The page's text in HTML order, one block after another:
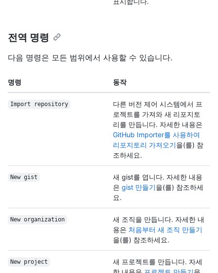
전역 명령
다음 명령은 모든 범위에서 사용할 수 있습니다.
명령 동작
Import repository
다른 버전 제어 시스템에서 프
로젝트를 가져와 새 리포지토
리를 만듭니다. 자세한 내용은
GitHub Importer를 사용하여
리포지토리 가져오기을(를) 참
조하세요.
New gist
새 gist를 엽니다. 자세한 내용
은 gist 만들기을(를) 참조하세
요.
New organization
새 조직을 만듭니다. 자세한 내
용은 처음부터 새 조직 만들기
을(를) 참조하세요.
New project
새 프로젝트를 만듭니다. 자세